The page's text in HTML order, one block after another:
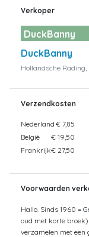
Verkoper
DuckBanny
DuckBanny
Hollandsche Rading,
Verzendkosten
Nederland € 7,85
België
€ 19,50
Frankrijk€ 27,50
Voorwaarden
Hallo. Sinds 1960 =
oud met korte
verzamelen met een